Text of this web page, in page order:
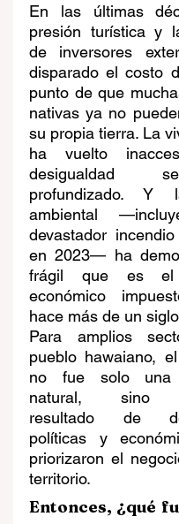
En las últimas
presión turística y
de inversores
disparado el costo
punto de que
nativas ya no
su propia tierra. La
ha vuelto
desigualdad
profundizado. Y
ambiental
devastador
en 2023— ha
frágil que es el
económico
hace más de un
Para amplios
pueblo hawaiano,
no fue solo una
natural, sino
resultado de
políticas y
priorizaron el
territorio.
Entonces, ¿qué